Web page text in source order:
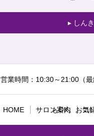
しん
営業時間：10:30～21:00（
もOK。お気
HOME サロン案内 コ